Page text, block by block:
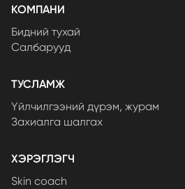
КОМПАНИ
Бидний тухай
Салбарууд
ТУСЛАМЖ
Үйлчилгээний дүрэм, журам
Захиалга шалгах
ХЭРЭГЛЭГЧ
Skin coach